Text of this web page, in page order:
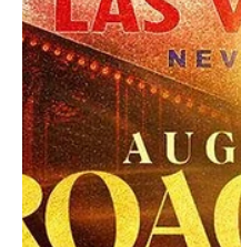
“Camarón” Zepeda